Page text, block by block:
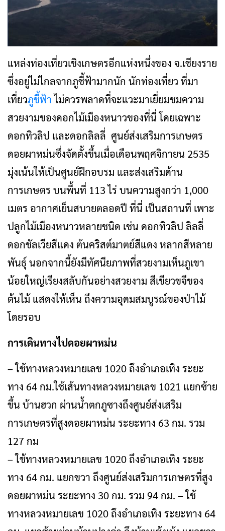
แหล่งท่องเที่ยวเชิงเกษตรอีกแห่งหนึ่งของ จ.เชียงราย
ซึ่งอยู่ไม่ไกลจากภูชี้ฟ้ามากนัก นักท่องเที่ยว ที่มา
เที่ยวภูชี้ฟ้าไม่ควรพลาดที่จะแวะมาเยี่ยมชมความ
สวยงามของดอกไม้เมืองหนาวของที่นี่ โดยเฉพาะ
ดอกทิวลิป และดอกลิลลี่ ศูนย์ส่งเสริมการเกษตร
ดอยผาหม่นซึ่งจัดตั้งขึ้นเมื่อเดือนพฤศจิกายน 2535
มุ่งเน้นให้เป็นศูนย์ฝึกอบรม และส่งเสริมด้าน
การเกษตร บนพื้นที่ 113 ไร่ บนความสูงกว่า 1,000
เมตร อากาศเย็นสบายตลอดปี ที่นี่ เป็นสถานที่ เพาะ
ปลูกไม้เมืองหนาวหลายชนิด เช่น ดอกทิวลิป ลิลลี่
ดอกชัลเวียสีแดง ต้นคริสต์มาตย์สีแดง หลากสีหลาย
พันธุ์ นอกจากนี้ยังมีทัศนียภาพที่สวยงามเห็นภูเขา
น้อยใหญ่เรียงสลับกันอย่างสวยงาม สีเขียวขจีของ
ต้นไม้ แสดงให้เห็น ถึงความอุดมสมบูรณ์ของป่าไม้
โดยรอบ
การเดินทางไปดอยผาหม่น
– ใช้ทางหลวงหมายเลข 1020 ถึงอำเภอเทิง ระยะ
ทาง 64 กม.ใช้เส้นทางหลวงหมายเลข 1021 แยกซ้าย
ขึ้น บ้านฮวก ผ่านน้ำตกภูซางถึงศูนย์ส่งเสริม
การเกษตรที่สูงดอยผาหม่น ระยะทาง 63 กม. รวม
127 กม
– ใช้ทางหลวงหมายเลข 1020 ถึงอำเภอเทิง ระยะ
ทาง 64 กม. แยกขวา ถึงศูนย์ส่งเสริมการเกษตรที่สูง
ดอยผาหม่น ระยะทาง 30 กม. รวม 94 กม. – ใช้
ทางหลวงหมายเลข 1020 ถึงอำเภอเทิง ระยะทาง 64